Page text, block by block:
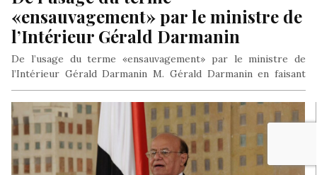
«ensauvagement» par le ministre de
l’Intérieur Gérald Darmanin
De l’usage du terme «ensauvagement» par le ministre de
l’Intérieur Gérald Darmanin M. Gérald Darmanin en faisant
usage du terme…